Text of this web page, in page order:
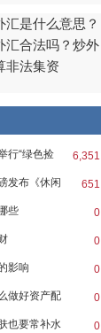
汇是什么意思？
汇合法吗？炒外
非法集资
6,351
行“绿色捡
651
发布《休闲
0
些
0
0
影响
0
做好资产配
0
也要常补水